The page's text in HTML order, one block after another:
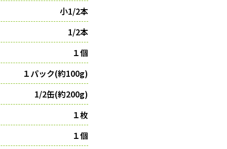
小1/2本
1/2本
１個
１パック(約100g)
1/2缶(約200g)
１枚
１個